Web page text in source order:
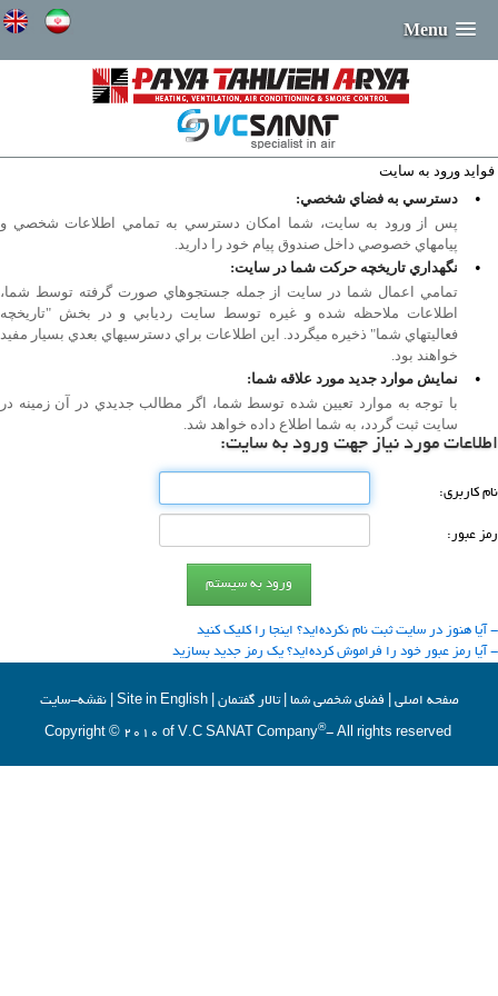
Menu
فوايد ورود به سايت
•
دسترسي به فضاي شخصي:
پس از ورود به سايت، شما امكان دسترسي به تمامي اطلاعات شخصي و
پيامهاي خصوصي داخل صندوق پيام خود را داريد.
•
نگهداري تاريخچه حركت شما در سايت:
تمامي اعمال شما در سايت از جمله جستجوهاي صورت گرفته توسط شما،
اطلاعات ملاحظه شده و غيره توسط سايت رديابي و در بخش "تاريخچه
فعاليتهاي شما" ذخيره ميگردد. اين اطلاعات براي دسترسيهاي بعدي بسيار مفيد
خواهند بود.
•
نمايش موارد جديد مورد علاقه شما:
با توجه به موارد تعيين شده توسط شما، اگر مطالب جديدي در آن زمينه در
سايت ثبت گردد، به شما اطلاع داده خواهد شد.
اطلاعات مورد نیاز جهت ورود به سایت:
نام كاربری:
رمز عبور:
- آیا هنوز در سایت ثبت نام نكرده‌اید؟ اینجا را كلیك كنید
- آیا رمز عبور خود را فراموش كرده‌اید؟ یك رمز جدید بسازید
صفحه اصلي فضاي شخصي شما |تالار گفتمان |
Site in English
|نقشه-سایت
Copyright © 2010 of V.C SANAT Company
®- All rights reserved